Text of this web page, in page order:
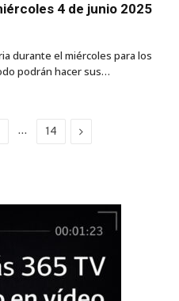
4 de junio 2025
durante el miércoles para los
podrán hacer sus…
… 14 Next